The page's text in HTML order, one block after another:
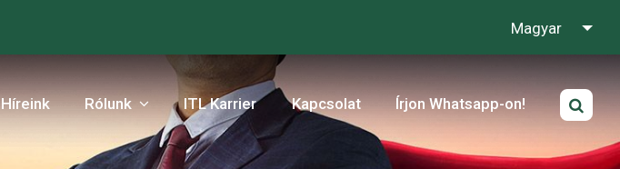
Magyar
Híreink Rólunk ITL Karrier Kapcsolat Írjon Whatsapp-on!